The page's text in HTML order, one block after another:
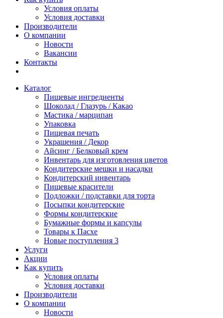
Условия оплаты
Условия доставки
Производители
О компании
Новости
Вакансии
Контакты
Каталог
Пищевые ингредиенты
Шоколад / Глазурь / Какао
Мастика / марципан
Упаковка
Пищевая печать
Украшения / Декор
Айсинг / Белковый крем
Инвентарь для изготовления цветов
Кондитерские мешки и насадки
Кондитерский инвентарь
Пищевые красители
Подложки / подставки для торта
Посыпки кондитерские
Формы кондитерские
Бумажные формы и капсулы
Товары к Пасхе
Новые поступления 3
Услуги
Акции
Как купить
Условия оплаты
Условия доставки
Производители
О компании
Новости